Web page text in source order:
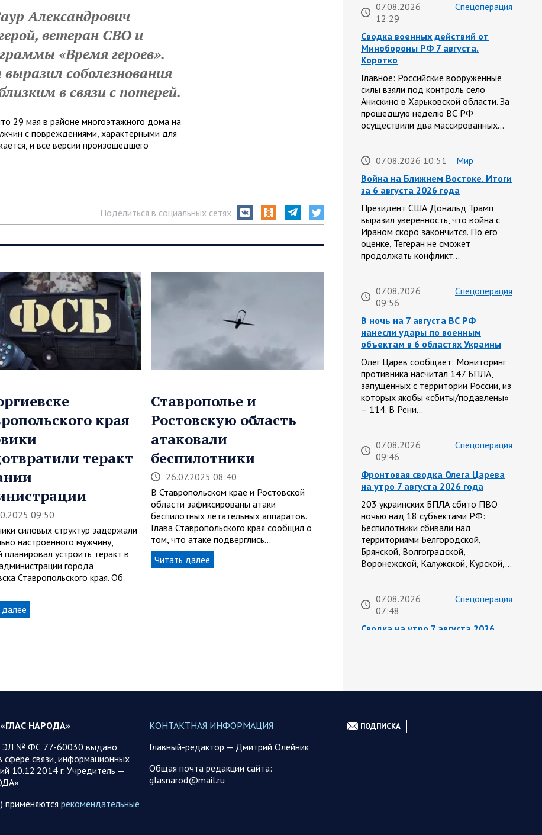
Александрович
ветеран СВО и
«Время героев».
выразил соболезнования
в связи с потерей.
29 мая в районе многоэтажного дома на
с повреждениями, характерными для
и все версии произошедшего
Поделиться в социальных сетях
края
теракт
09:50
силовых структур задержали
настроенного мужчину,
планировал устроить теракт в
города
Ставропольского края. Об
Ставрополье и
Ростовскую область
атаковали
беспилотники
26.07.2025 08:40
В Ставропольском крае и Ростовской
области зафиксированы атаки
беспилотных летательных аппаратов.
Глава Ставропольского края сообщил о
том, что атаке подверглись…
Читать далее
07.08.2026
12:29
Спецоперация
Сводка военных действий от
Минобороны РФ 7 августа.
Коротко
Главное: Российские вооружённые
силы взяли под контроль село
Анискино в Харьковской области. За
прошедшую неделю ВС РФ
осуществили два массированных…
07.08.2026 10:51
Мир
Война на Ближнем Востоке. Итоги
за 6 августа 2026 года
Президент США Дональд Трамп
выразил уверенность, что война с
Ираном скоро закончится. По его
оценке, Тегеран не сможет
продолжать конфликт…
07.08.2026
09:56
Спецоперация
В ночь на 7 августа ВС РФ
нанесли удары по военным
объектам в 6 областях Украины
Олег Царев сообщает: Мониторинг
противника насчитал 147 БПЛА,
запущенных с территории России, из
которых якобы «сбиты/подавлены»
– 114. В Рени…
07.08.2026
09:46
Спецоперация
Фронтовая сводка Олега Царева
на утро 7 августа 2026 года
203 украинских БПЛА сбито ПВО
ночью над 18 субъектами РФ:
Беспилотники сбивали над
территориями Белгородской,
Брянской, Волгоградской,
Воронежской, Калужской, Курской,…
07.08.2026
07:48
Спецоперация
Сводка на утро 7 августа 2026
противника. Ночью сообщалось о
«ГЛАС НАРОДА»
№ ФС 77-60030 выдано
связи, информационных
10.12.2014 г. Учредитель —
применяются рекомендательные
КОНТАКТНАЯ ИНФОРМАЦИЯ
Главный-редактор — Дмитрий Олейник
Общая почта редакции сайта:
glasnarod@mail.ru
ПОДПИСКА